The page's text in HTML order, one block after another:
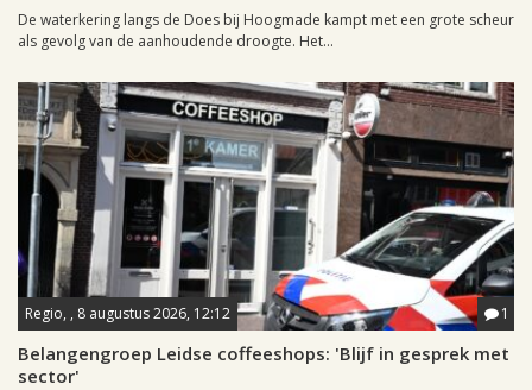
De waterkering langs de Does bij Hoogmade kampt met een grote scheur
als gevolg van de aanhoudende droogte. Het...
Regio, , 8 augustus 2026, 12:12 1
Belangengroep Leidse coffeeshops: 'Blijf in gesprek met
sector'